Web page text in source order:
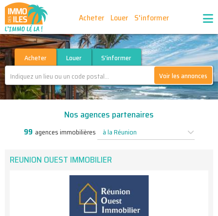
Acheter Louer S'informer
Publiez vos annonces Nos agences partenaires
Nos outils Ma sélection d'annonces
Recrutement Partenaires
Acheter Louer
S'informer
Voir les annonces
Nos agences partenaires
99 agences immobilières à la Réunion
REUNION OUEST IMMOBILIER